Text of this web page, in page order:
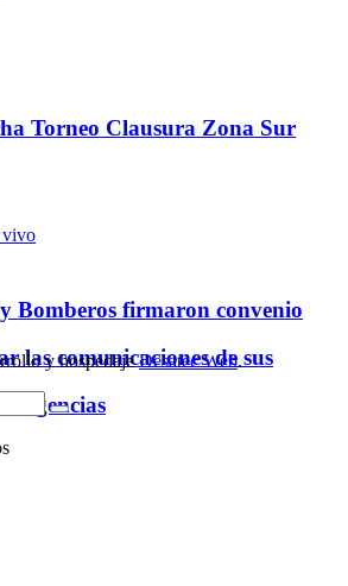
Bomberos firmaron convenio
las comunicaciones de sus
Torneo Clausura Zona Sur
vivo
y hospedajeDesatec Web.